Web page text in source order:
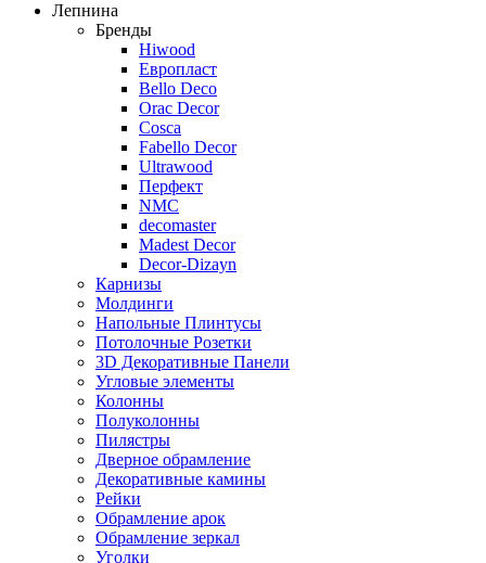
Лепнина
Бренды
Hiwood
Европласт
Bello Deco
Orac Decor
Cosca
Fabello Decor
Ultrawood
Перфект
NMC
decomaster
Madest Decor
Decor-Dizayn
Карнизы
Молдинги
Напольные Плинтусы
Потолочные Розетки
3D Декоративные Панели
Угловые элементы
Колонны
Полуколонны
Пилястры
Дверное обрамление
Декоративные камины
Рейки
Обрамление арок
Обрамление зеркал
Уголки